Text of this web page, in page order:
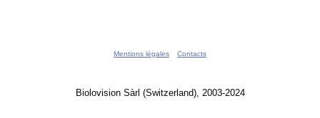
Mentions légales Contacts
Biolovision Sàrl (Switzerland), 2003-2024